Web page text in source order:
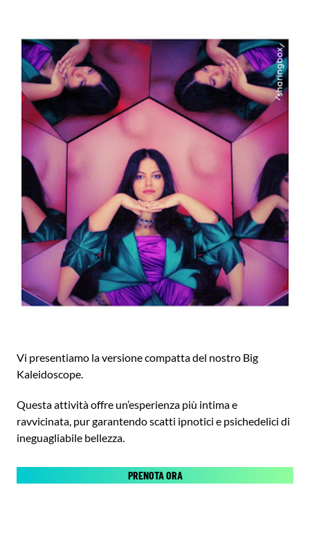
Vi presentiamo la versione compatta del nostro Big
Kaleidoscope.
Questa attività offre un’esperienza più intima e
ravvicinata, pur garantendo scatti ipnotici e psichedelici di
ineguagliabile bellezza.
PRENOTA ORA